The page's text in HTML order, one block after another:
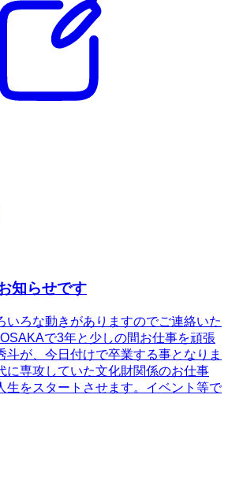
知らせです
いろな動きがありますのでご連絡いた
で3年と少しの間お仕事を頑張
斗が、今日付けで卒業する事となりま
に専攻していた文化財関係のお仕事
生をスタートさせます。イベント等で